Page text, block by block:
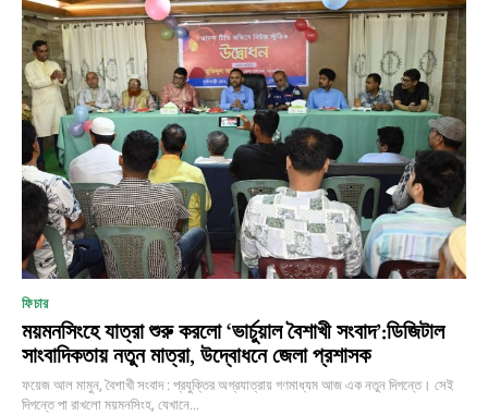
ফিচার
ময়মনসিংহে যাত্রা শুরু করলো ‘ভার্চুয়াল বৈশাখী সংবাদ’:ডিজিটাল
সাংবাদিকতায় নতুন মাত্রা, উদ্বোধনে জেলা প্রশাসক
ফয়েজ আল মামুন, বৈশাখী সংবাদ : প্রযুক্তির অগ্রযাত্রায় গণমাধ্যম আজ এক নতুন দিগন্তে। সেই
দিগন্তে পা রাখলো ময়মনসিংহ, যেখানে...